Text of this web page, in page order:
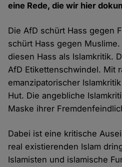
eine Rede, die wir hier
Die AfD schürt Hass gegen
schürt Hass gegen
diesen Hass als Islamkritik.
AfD Etikettenschwindel. Mit
emanzipatorischer
Hut. Die angebliche
Maske ihrer
Dabei ist eine kritische
real existierenden Islam
Islamisten und islamische